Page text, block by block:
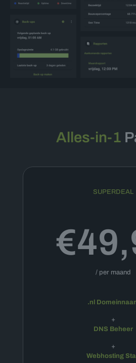
Alles-in-1
SUPERDEAL
/ per maand
.nl
+
DNS Beheer
+
Webhosting